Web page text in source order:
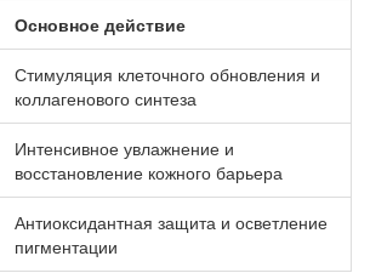
Основное действие
Стимуляция клеточного обновления и
коллагенового синтеза
Интенсивное увлажнение и
восстановление кожного барьера
Антиоксидантная защита и осветление
пигментации